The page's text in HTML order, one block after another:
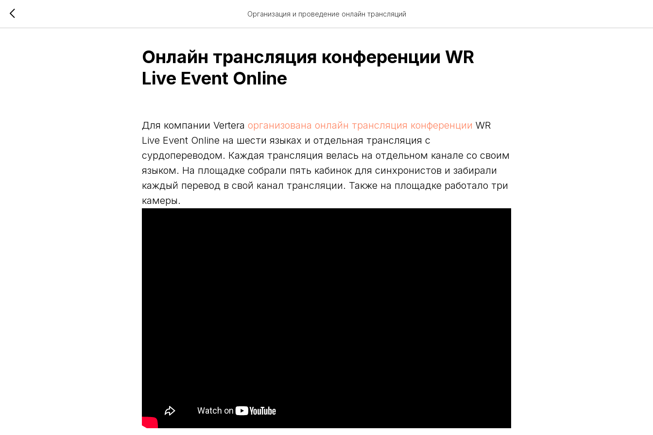
Организация и проведение онлайн трансляций
Онлайн трансляция конференции WR
Live Event Online
Для компании Vertera организована онлайн трансляция конференции WR
Live Event Online на шести языках и отдельная трансляция с
сурдопереводом. Каждая трансляция велась на отдельном канале со своим
языком. На площадке собрали пять кабинок для синхронистов и забирали
каждый перевод в свой канал трансляции. Также на площадке работало три
камеры.